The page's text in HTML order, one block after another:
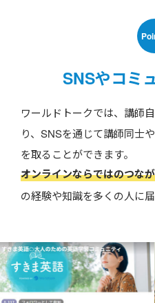
SNSやコミ
ワールドトークでは、講師
り、SNSを通じて講師同士
を取ることができます。
オンラインならではのつな
の経験や知識を多くの人に